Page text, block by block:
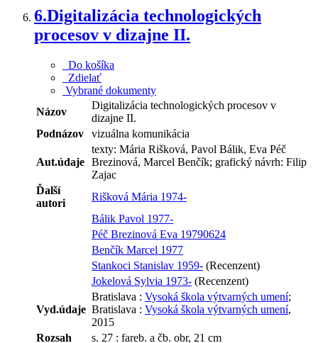
6.Digitalizácia technologických
procesov v dizajne II.
Do košíka
Zdielať
Vybrané dokumenty
Názov
Digitalizácia technologických procesov v
dizajne II.
Podnázov
vizuálna komunikácia
Aut.údaje
texty: Mária Rišková, Pavol Bálik, Eva Péč
Brezinová, Marcel Benčík; grafický návrh: Filip
Zajac
Ďalší
autori
Rišková Mária 1974-
Bálik Pavol 1977-
Péč Brezinová Eva 19790624
Benčík Marcel 1977
Stankoci Stanislav 1959- (Recenzent)
Jokelová Sylvia 1973- (Recenzent)
Vyd.údaje
Bratislava : Vysoká škola výtvarných umení;
Bratislava : Vysoká škola výtvarných umení,
2015
Rozsah
s. 27 : fareb. a čb. obr, 21 cm